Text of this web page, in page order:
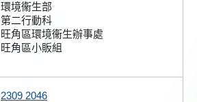
環境衞生部
第二行動科
旺角區環境衞生辦事處
旺角區小販組
2309 2046